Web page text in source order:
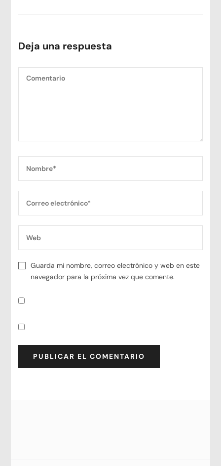
Deja una respuesta
Guarda mi nombre, correo electrónico y web en este
navegador para la próxima vez que comente.